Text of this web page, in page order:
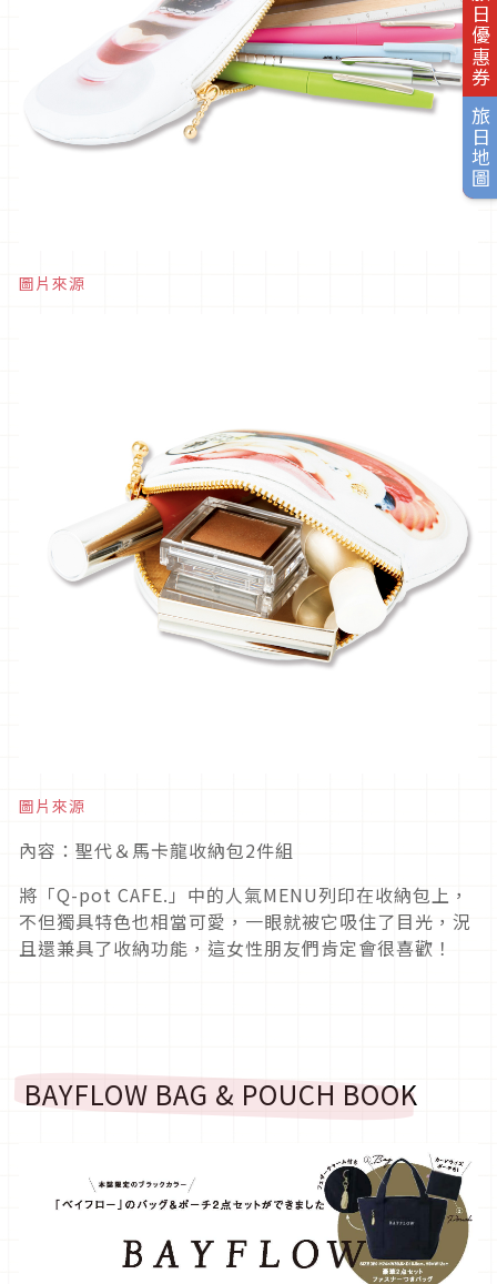
旅日優惠券
旅日地圖
圖片來源
圖片來源
內容：聖代＆馬卡龍收納包2件組
將「Q-pot CAFE.」中的人氣MENU列印在收納包上，
不但獨具特色也相當可愛，一眼就被它吸住了目光，況
且還兼具了收納功能，這女性朋友們肯定會很喜歡！
BAYFLOW BAG & POUCH BOOK